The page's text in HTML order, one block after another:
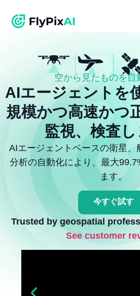
空から見たものを自
AIエージェントを
規模かつ高速かつ
監視、検査し
AIエージェントベースの衛星、
分析の自動化により、最大
ます。
今すぐ試す
Trusted by geospatial
See customer